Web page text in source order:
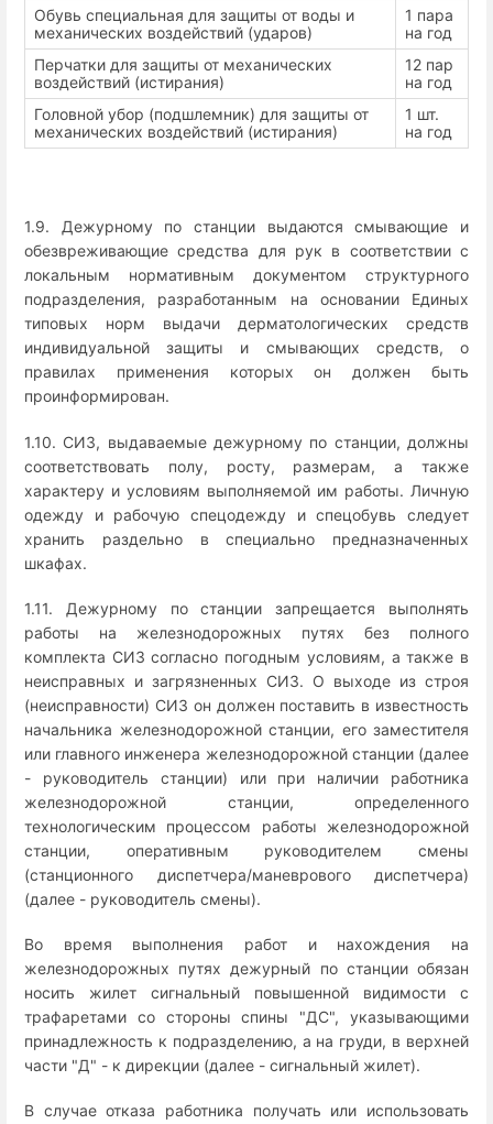
Обувь специальная для защиты от воды и
механических воздействий (ударов)
1 пара
на год
Перчатки для защиты от механических
воздействий (истирания)
12 пар
на год
Головной убор (подшлемник) для защиты от
механических воздействий (истирания)
1 шт.
на год
1.9. Дежурному по станции выдаются смывающие и
обезвреживающие средства для рук в соответствии с
локальным нормативным документом структурного
подразделения, разработанным на основании Единых
типовых норм выдачи дерматологических средств
индивидуальной защиты и смывающих средств, о
правилах применения которых он должен быть
проинформирован.
1.10. СИЗ, выдаваемые дежурному по станции, должны
соответствовать полу, росту, размерам, а также
характеру и условиям выполняемой им работы. Личную
одежду и рабочую спецодежду и спецобувь следует
хранить раздельно в специально предназначенных
шкафах.
1.11. Дежурному по станции запрещается выполнять
работы на железнодорожных путях без полного
комплекта СИЗ согласно погодным условиям, а также в
неисправных и загрязненных СИЗ. О выходе из строя
(неисправности) СИЗ он должен поставить в известность
начальника железнодорожной станции, его заместителя
или главного инженера железнодорожной станции (далее
- руководитель станции) или при наличии работника
железнодорожной станции, определенного
технологическим процессом работы железнодорожной
станции, оперативным руководителем смены
(станционного диспетчера/маневрового диспетчера)
(далее - руководитель смены).
Во время выполнения работ и нахождения на
железнодорожных путях дежурный по станции обязан
носить жилет сигнальный повышенной видимости с
трафаретами со стороны спины "ДС", указывающими
принадлежность к подразделению, а на груди, в верхней
части "Д" - к дирекции (далее - сигнальный жилет).
В случае отказа работника получать или использовать